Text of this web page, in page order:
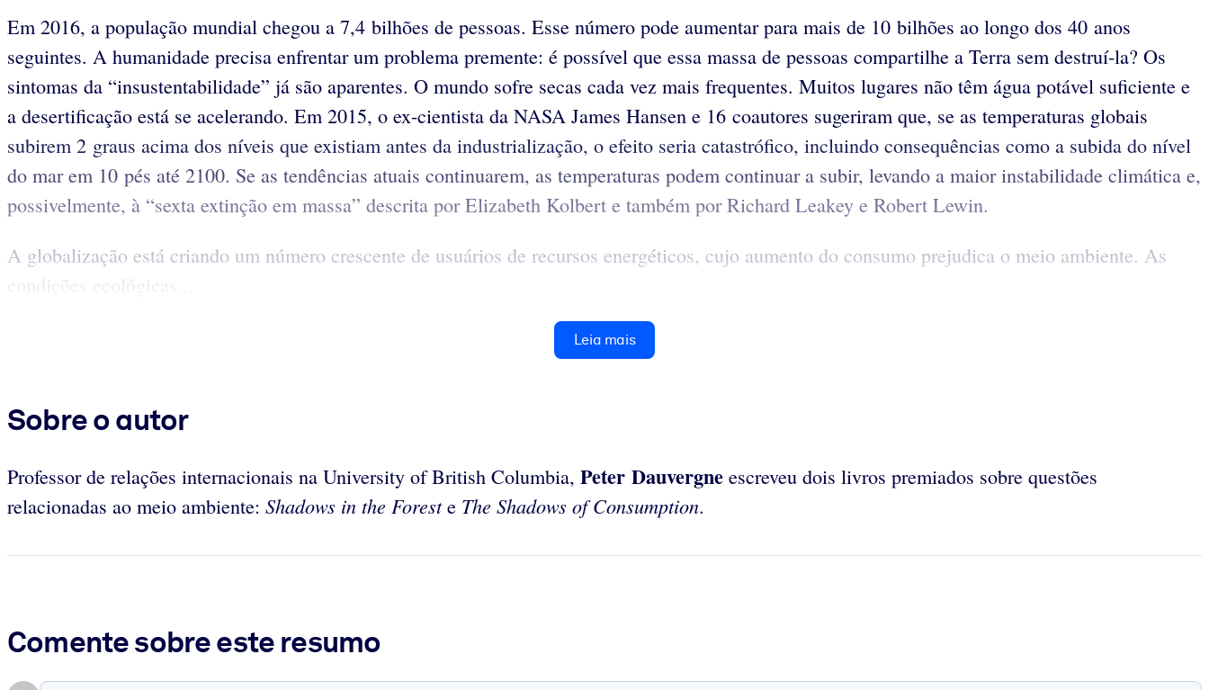
Em 2016, a população mundial chegou a 7,4 bilhões de pessoas. Esse número pode aumentar para mais de 10 bilhões ao longo dos 40 anos
seguintes. A humanidade precisa enfrentar um problema premente: é possível que essa massa de pessoas compartilhe a Terra sem destruí-la? Os
sintomas da “insustentabilidade” já são aparentes. O mundo sofre secas cada vez mais frequentes. Muitos lugares não têm água potável suficiente e
a desertificação está se acelerando. Em 2015, o ex-cientista da NASA James Hansen e 16 coautores sugeriram que, se as temperaturas globais
subirem 2 graus acima dos níveis que existiam antes da industrialização, o efeito seria catastrófico, incluindo consequências como a subida do nível
do mar em 10 pés até 2100. Se as tendências atuais continuarem, as temperaturas podem continuar a subir, levando a maior instabilidade climática e,
possivelmente, à “sexta extinção em massa” descrita por Elizabeth Kolbert e também por Richard Leakey e Robert Lewin.
A globalização está criando um número crescente de usuários de recursos energéticos, cujo aumento do consumo prejudica o meio ambiente. As
condições ecológicas...
Leia mais
Sobre o autor
Professor de relações internacionais na University of British Columbia, Peter Dauvergne escreveu dois livros premiados sobre questões
relacionadas ao meio ambiente: Shadows in the Foreste The Shadows of Consumption.
Comente sobre este resumo